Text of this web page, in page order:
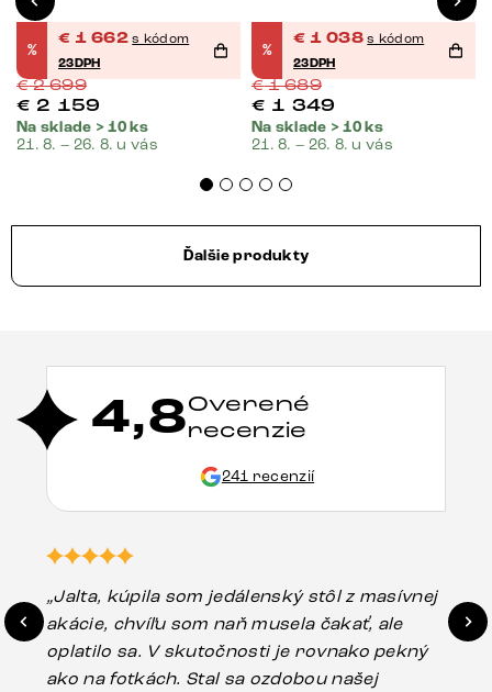
%
€ 1 662 s kódom
23DPH
€2 699
€ 2 159
Na sklade > 10 ks
21. 8. – 26. 8. u vás
%
€ 1 038 s kódom
23DPH
€1 689
€ 1 349
Na sklade > 10 ks
21. 8. – 26. 8. u vás
Ďalšie produkty
4,8Overené
recenzie
241 recenzií
„Jalta, kúpila som jedálenský stôl z masívnej
akácie, chvíľu som naň musela čakať, ale
oplatilo sa. V skutočnosti je rovnako pekný
ako na fotkách. Stal sa ozdobou našej